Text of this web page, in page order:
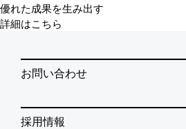
優れた成果を生み出す
詳細はこちら
お問い合わせ
採用情報